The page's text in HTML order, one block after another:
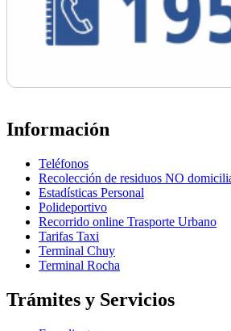
Información
Teléfonos
Recolección de residuos NO
Estadísticas Personal
Polideportivo
Recorrido online Trasporte Urbano
Tarifas Taxi
Terminal Chuy
Terminal Rocha
Trámites y Servicios